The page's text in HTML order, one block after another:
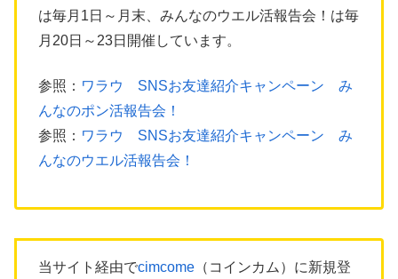
は毎月1日～月末、みんなのウエル活報告会！は毎
月20日～23日開催しています。
参照： ワラウ SNSお友達紹介キャンペーン み
んなのポン活報告会！
参照： ワラウ SNSお友達紹介キャンペーン み
んなのウエル活報告会！
当サイト経由でcimcome （コインカム）に新規登